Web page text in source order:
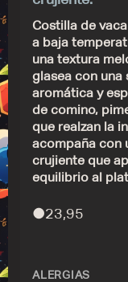
Costilla de
a baja
una textura
glasea con una
aromática y
de comino,
que realzan la
acompaña con
crujiente que
equilibrio al
●23,95
ALERGIAS